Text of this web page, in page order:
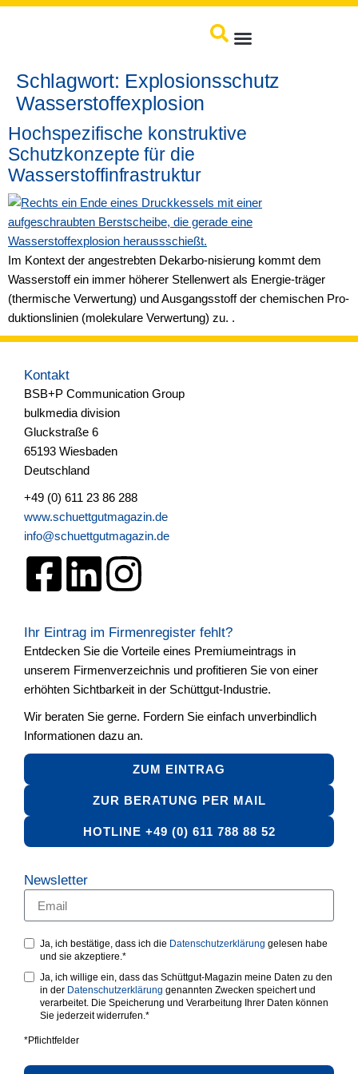
Schlagwort: Explosionsschutz
Wasserstoffexplosion
Hochspezifische konstruktive
Schutzkonzepte für die
Wasserstoffinfrastruktur
Im Kontext der angestrebten Dekarbo-nisierung kommt dem
Wasserstoff ein immer höherer Stellenwert als Energie-träger
(thermische Verwertung) und Ausgangsstoff der chemischen Pro-
duktionslinien (molekulare Verwertung) zu. .
Kontakt
BSB+P Communication Group
bulkmedia division
Gluckstraße 6
65193 Wiesbaden
Deutschland
+49 (0) 611 23 86 288
www.schuettgutmagazin.de
info@schuettgutmagazin.de
Ihr Eintrag im Firmenregister fehlt?
Entdecken Sie die Vorteile eines Premiumeintrags in
unserem Firmenverzeichnis und profitieren Sie von einer
erhöhten Sichtbarkeit in der Schüttgut-Industrie.
Wir beraten Sie gerne. Fordern Sie einfach unverbindlich
Informationen dazu an.
ZUM EINTRAG
ZUR BERATUNG PER MAIL
HOTLINE +49 (0) 611 788 88 52
Newsletter
Ja, ich bestätige, dass ich die Datenschutzerklärung gelesen habe
und sie akzeptiere.*
Ja, ich willige ein, dass das Schüttgut-Magazin meine Daten zu den
in der Datenschutzerklärung genannten Zwecken speichert und
verarbeitet. Die Speicherung und Verarbeitung Ihrer Daten können
Sie jederzeit widerrufen.*
*Pflichtfelder